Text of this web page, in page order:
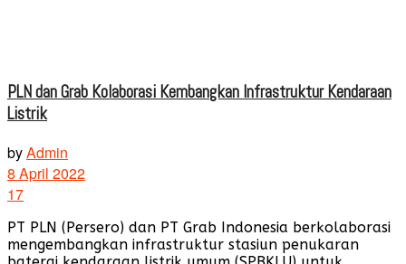
PLN dan Grab Kolaborasi Kembangkan Infrastruktur Kendaraan
Listrik
byAdmin
8 April 2022
17
PT PLN (Persero) dan PT Grab Indonesia berkolaborasi
mengembangkan infrastruktur stasiun penukaran